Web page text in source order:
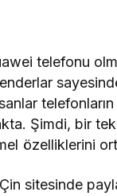
telefonu
telefonların
Şimdi, bir
özelliklerini
sitesinde